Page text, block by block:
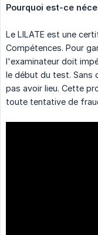
Pourquoi est-ce
Le LILATE est une
Compétences. Pour
l'examinateur doit
le début du test. Sans
pas avoir lieu. Cette
toute tentative de